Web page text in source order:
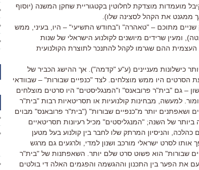
מועמדות מוצדקת לחלוטין בקטגוריית שחקן המשנה (יוסוף
ממגנט את הקהל לסצינה שלו).
מתוכם – "טאהרה" ו"בחודש התשיעי" – היו, בעיני, ממש
ומעין שרידים מיושנים לקולנוע הישראלי של שנות
ההם שגרמו לקהל להתנכר לתוצרת הקולנועית
הרע ביותר כישלונות מעניינים (ע"ע "קדמה"). אך ההישג הכביר של
היו ממש מוצלחים. לצד "כנפיים שבורות" – שבוודאי
– גם "בית"ר פרובאנס" ו"המנגליסטים" היו סרטים מוצלחים
למעשה, מבחינות קולנועיות או תסריטאיות רבות "בית"ר
ושאפתנים יותר מ"כנפיים שבורות" ("בית"ר פרובאנס" מבוים
של השנה; "המנגליסטים" מכיל רעיונות תסריטאיים
והניסיון המרתק שלו לחבר בין קולנוע בעל מטען
לסרט ישראלי מורכב ושנון למדי, ולרגעים גם מרגש
שבורות" הוא פשוט סרט שלם יותר. השאפתנות של "בית"ר
את הפער בין התכנון וההגשמה והפגמים האלה די בולטים